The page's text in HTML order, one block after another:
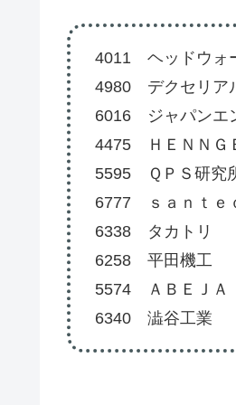
4011 ヘッドウォ
4980 デクセリア
6016 ジャパンエ
4475 ＨＥＮＮＧ
5595 ＱＰＳ研究
6777 ｓａｎｔｅ
6338 タカトリ
6258 平田機工
5574 ＡＢＥＪＡ
6340 澁谷工業